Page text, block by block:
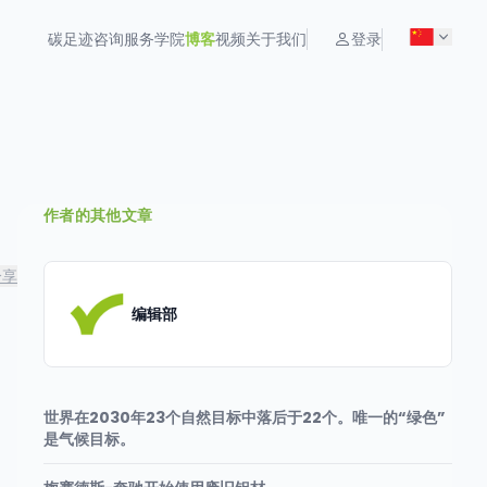
碳足迹咨询服务学院博客视频关于我们 登录
作者的其他文章
编辑部
世界在2030年23个自然目标中落后于22个。唯一的“绿色”
是气候目标。